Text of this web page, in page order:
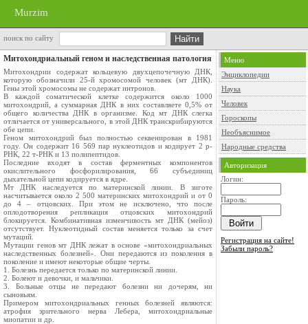
Murzim
поиск по сайту
Митохондриальный геном и наследственная патология
Митохондрии содержат кольцевую двухцепочечную ДНК,
которую обозначили 25-й хромосомой человек (мт ДНК).
Гены этой хромосомы не содержат интронов.
В каждой соматической клетке содержится около 1000
митохондрий, а суммарная ДНК в них составляете 0,5% от
общего количества ДНК в организме. Код мт ДНК слегка
отличается от универсального, в этой ДНК транскрибируются
обе цепи.
Геном митохондрий был полностью секвенирован в 1981
году. Он содержит 16 569 пар нуклеотидов и кодирует 2 р-
РНК, 22 т-РНК и 13 полипептидов.
Последние входят в состав ферментных компонентов
окислительного фосфорилирования, 66 субъединиц
дыхательной цепи кодируется в ядре.
Мт ДНК наследуется по материнской линии. В зиготе
насчитывается около 2 500 материнских митохондрий и от 0
до 4 – отцовских. При этом не исключено, что после
оплодотворения репликация отцовских митохондрий
блокируется. Комбинативная изменчивость мт ДНК (мейоз)
отсутствует. Нуклеотидный состав меняется только за счет
мутаций.
Мутации генов мт ДНК лежат в основе «митохондриальных
наследственных болезней». Они передаются из поколения в
поколение и имеют некоторые общие черты.
1. Болезнь передается только по материнской линии.
2. Болеют и девочки, и мальчики.
3. Больные отцы не передают болезни ни дочерям, ни
сыновьям.
Примером митохондриальных генных болезней являются:
атрофия зрительного нерва Лебера, митохондриальные
миопатии и др.
Меню
Энциклопедии
Наука
Человек
Гороскопы
Необъяснимое
Народные средства
Авторизация
Логин:
Пароль:
Регистрация на сайте!
Забыли пароль?